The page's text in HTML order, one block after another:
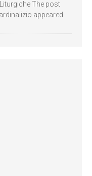
The post
appeared